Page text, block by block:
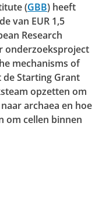
(GBB) heeft
van EUR 1,5
Research
onderzoeksproject
mechanisms of
de Starting Grant
opzetten om
archaea en hoe
om cellen binnen